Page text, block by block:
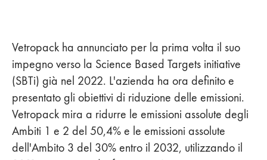
Vetropack ha annunciato per la prima volta il suo
impegno verso la Science Based Targets initiative
(SBTi) già nel 2022. L'azienda ha ora definito e
presentato gli obiettivi di riduzione delle emissioni.
Vetropack mira a ridurre le emissioni assolute degli
Ambiti 1 e 2 del 50,4% e le emissioni assolute
dell'Ambito 3 del 30% entro il 2032, utilizzando il